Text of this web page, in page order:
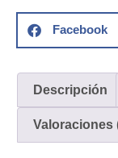
Adaptador
a
y
VideoCable
Facebook
Descripción
Valoraciones